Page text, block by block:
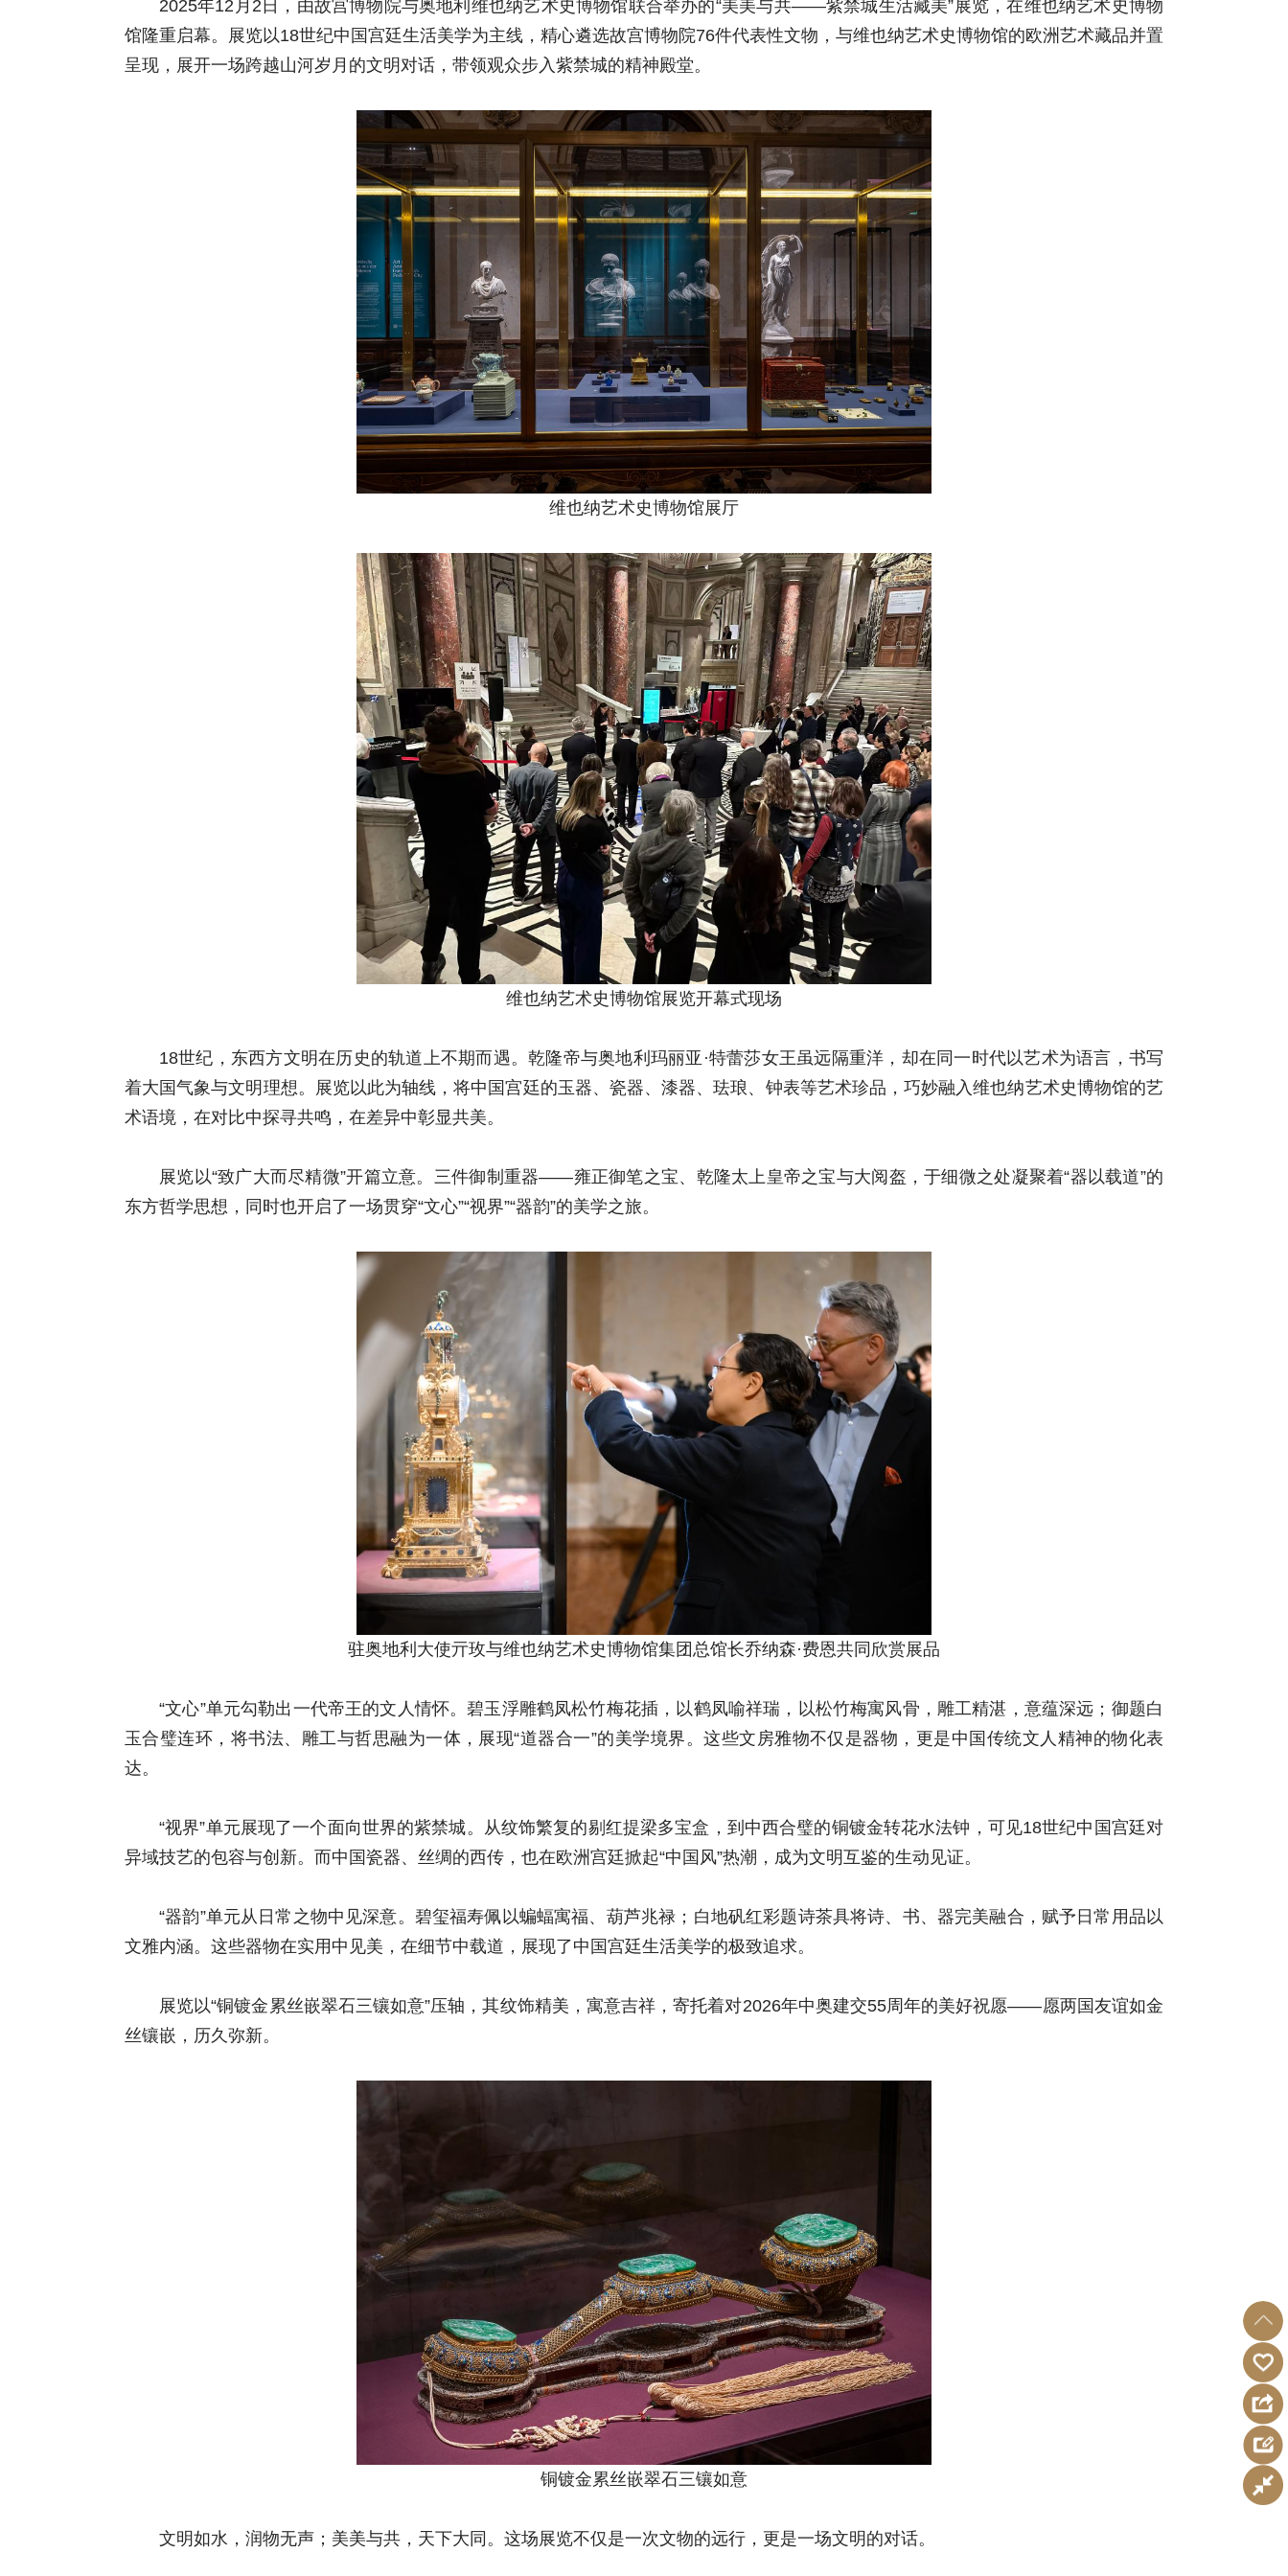
2025年12月2日，由故宫博物院与奥地利维也纳艺术史博物馆联合举办的“美美与共——紫禁城生活藏美”展览，在维也纳艺术史博物
馆隆重启幕。展览以18世纪中国宫廷生活美学为主线，精心遴选故宫博物院76件代表性文物，与维也纳艺术史博物馆的欧洲艺术藏品并置
呈现，展开一场跨越山河岁月的文明对话，带领观众步入紫禁城的精神殿堂。
维也纳艺术史博物馆展厅
维也纳艺术史博物馆展览开幕式现场
18世纪，东西方文明在历史的轨道上不期而遇。乾隆帝与奥地利玛丽亚·特蕾莎女王虽远隔重洋，却在同一时代以艺术为语言，书写
着大国气象与文明理想。展览以此为轴线，将中国宫廷的玉器、瓷器、漆器、珐琅、钟表等艺术珍品，巧妙融入维也纳艺术史博物馆的艺
术语境，在对比中探寻共鸣，在差异中彰显共美。
展览以“致广大而尽精微”开篇立意。三件御制重器——雍正御笔之宝、乾隆太上皇帝之宝与大阅盔，于细微之处凝聚着“器以载道”的
东方哲学思想，同时也开启了一场贯穿“文心”“视界”“器韵”的美学之旅。
驻奥地利大使亓玫与维也纳艺术史博物馆集团总馆长乔纳森·费恩共同欣赏展品
“文心”单元勾勒出一代帝王的文人情怀。碧玉浮雕鹤凤松竹梅花插，以鹤凤喻祥瑞，以松竹梅寓风骨，雕工精湛，意蕴深远；御题白
玉合璧连环，将书法、雕工与哲思融为一体，展现“道器合一”的美学境界。这些文房雅物不仅是器物，更是中国传统文人精神的物化表
达。
“视界”单元展现了一个面向世界的紫禁城。从纹饰繁复的剔红提梁多宝盒，到中西合璧的铜镀金转花水法钟，可见18世纪中国宫廷对
异域技艺的包容与创新。而中国瓷器、丝绸的西传，也在欧洲宫廷掀起“中国风”热潮，成为文明互鉴的生动见证。
“器韵”单元从日常之物中见深意。碧玺福寿佩以蝙蝠寓福、葫芦兆禄；白地矾红彩题诗茶具将诗、书、器完美融合，赋予日常用品以
文雅内涵。这些器物在实用中见美，在细节中载道，展现了中国宫廷生活美学的极致追求。
展览以“铜镀金累丝嵌翠石三镶如意”压轴，其纹饰精美，寓意吉祥，寄托着对2026年中奥建交55周年的美好祝愿——愿两国友谊如金
丝镶嵌，历久弥新。
铜镀金累丝嵌翠石三镶如意
文明如水，润物无声；美美与共，天下大同。这场展览不仅是一次文物的远行，更是一场文明的对话。